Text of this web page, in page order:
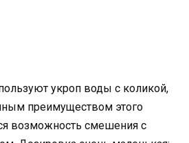
укроп воды с коликой,
преимуществом этого
возможность смешения с